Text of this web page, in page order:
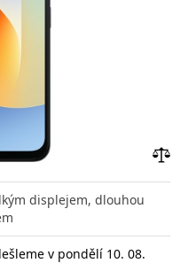
displejem, dlouhou
v pondělí 10. 08.